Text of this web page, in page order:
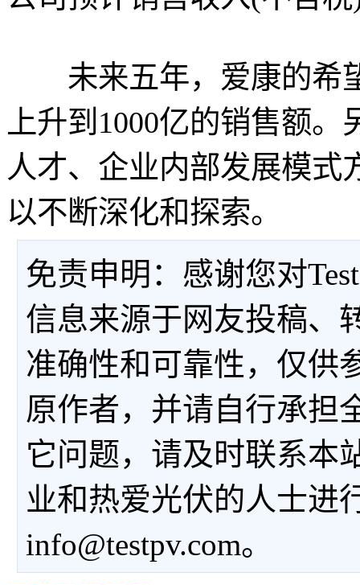
未来五年，爱康的希望
上升到1000亿的销售额
人才、企业内部发展模式
以不断深化和探索。
免责申明：感谢您对
信息来源于网友投稿、
准确性和可靠性，仅供
原作者，并请自行承担
它问题，请及时联系本
业和热爱光伏的人士进
info@testpv.com。